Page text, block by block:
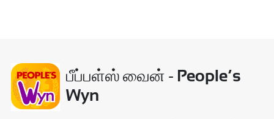
பீப்பள்ஸ் வைன் - People’s
Wyn